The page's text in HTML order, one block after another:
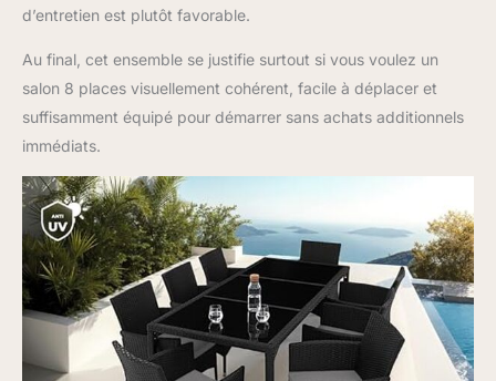
d’entretien est plutôt favorable.
Au final, cet ensemble se justifie surtout si vous voulez un
salon 8 places visuellement cohérent, facile à déplacer et
suffisamment équipé pour démarrer sans achats additionnels
immédiats.